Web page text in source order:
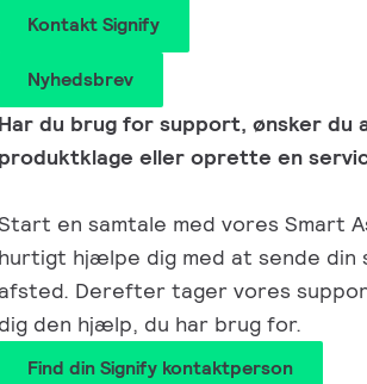
Kontakt Signify
Nyhedsbrev
Har du brug for support, ønsker du
produktklage eller oprette en
en samtale med vores Smart
hurtigt hjælpe dig med at sende din
afsted. Derefter tager vores
dig den hjælp, du har brug for.
Find din Signify kontaktperson